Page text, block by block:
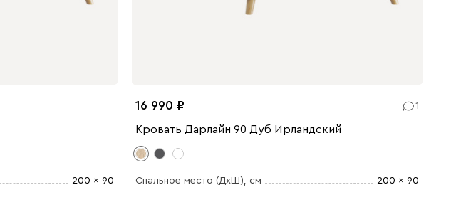
200 x 90
16 990 1
Кровать Дарлайн 90 Дуб Ирландский
Спальное место (ДхШ), см 200 x 90